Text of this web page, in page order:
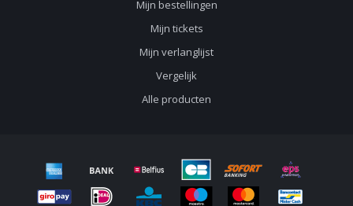
Mijn bestellingen
Mijn tickets
Mijn verlanglijst
Vergelijk
Alle producten